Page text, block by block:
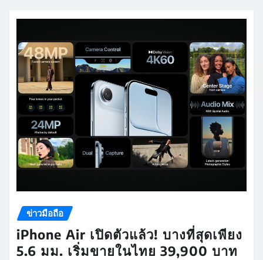
ข่าวมือถือ
iPhone Air เปิดตัวแล้ว! บางที่สุดเพียง
5.6 มม. เริ่มขายในไทย 39,900 บาท